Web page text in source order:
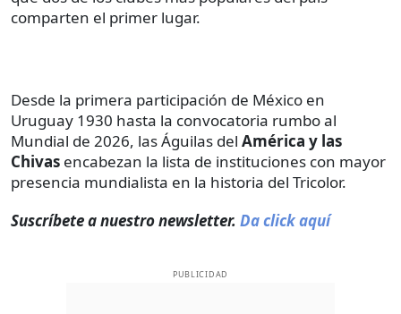
comparten el primer lugar.
Desde la primera participación de México en
Uruguay 1930 hasta la convocatoria rumbo al
Mundial de 2026, las Águilas del América y las
Chivas encabezan la lista de instituciones con mayor
presencia mundialista en la historia del Tricolor.
Suscríbete a nuestro newsletter. Da click aquí
PUBLICIDAD